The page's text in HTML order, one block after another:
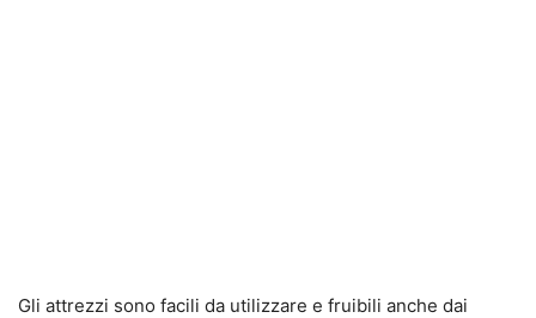
Gli attrezzi sono facili da utilizzare e fruibili anche dai